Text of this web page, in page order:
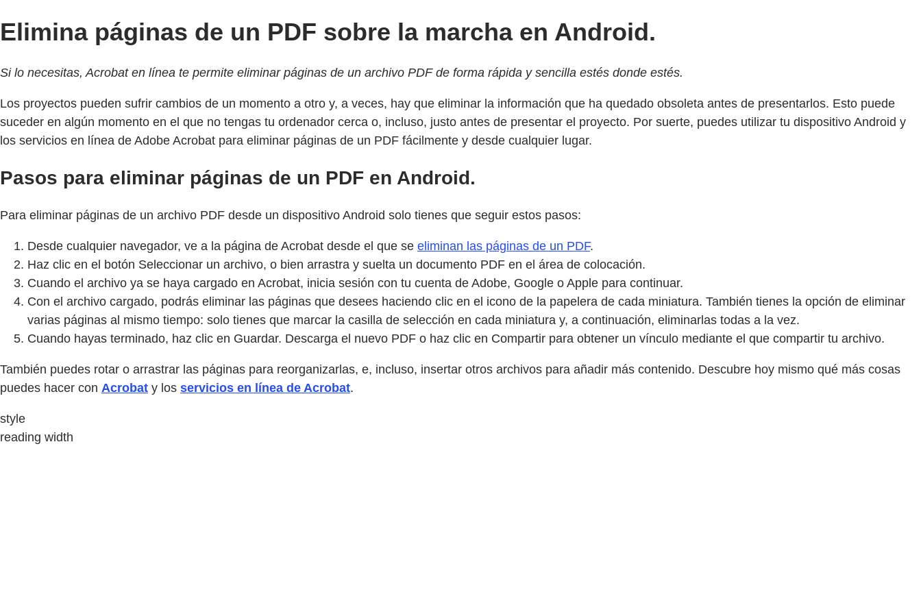
Elimina páginas de un PDF sobre la marcha en Android.
Si lo necesitas, Acrobat en línea te permite eliminar páginas de un archivo PDF de forma rápida y sencilla estés donde estés.
Los proyectos pueden sufrir cambios de un momento a otro y, a veces, hay que eliminar la información que ha quedado obsoleta antes de presentarlos. Esto puede
suceder en algún momento en el que no tengas tu ordenador cerca o, incluso, justo antes de presentar el proyecto. Por suerte, puedes utilizar tu dispositivo Android y
los servicios en línea de Adobe Acrobat para eliminar páginas de un PDF fácilmente y desde cualquier lugar.
Pasos para eliminar páginas de un PDF en Android.
Para eliminar páginas de un archivo PDF desde un dispositivo Android solo tienes que seguir estos pasos:
Desde cualquier navegador, ve a la página de Acrobat desde el que se eliminan las páginas de un PDF.
Haz clic en el botón Seleccionar un archivo, o bien arrastra y suelta un documento PDF en el área de colocación.
Cuando el archivo ya se haya cargado en Acrobat, inicia sesión con tu cuenta de Adobe, Google o Apple para continuar.
Con el archivo cargado, podrás eliminar las páginas que desees haciendo clic en el icono de la papelera de cada miniatura. También tienes la opción de eliminar
varias páginas al mismo tiempo: solo tienes que marcar la casilla de selección en cada miniatura y, a continuación, eliminarlas todas a la vez.
Cuando hayas terminado, haz clic en Guardar. Descarga el nuevo PDF o haz clic en Compartir para obtener un vínculo mediante el que compartir tu archivo.
También puedes rotar o arrastrar las páginas para reorganizarlas, e, incluso, insertar otros archivos para añadir más contenido. Descubre hoy mismo qué más cosas
puedes hacer con Acrobat y los servicios en línea de Acrobat.
style
reading width